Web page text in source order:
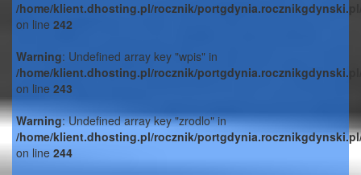
/home/klient.dhosting.pl/rocznik/
on line 242
Warning: Undefined array key "wpis" in
/home/klient.dhosting.pl/rocznik/
on line 243
Warning: Undefined array key "zrodlo" in
/home/klient.dhosting.pl/rocznik/
on line 244